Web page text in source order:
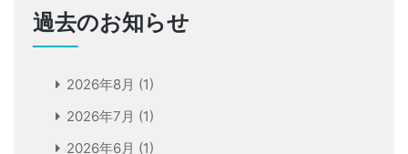
過去のお知らせ
2026年8月 (1)
2026年7月 (1)
2026年6月 (1)